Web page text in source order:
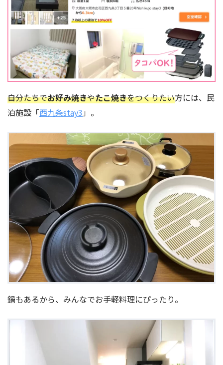
自分たちでお好み焼きやたこ焼きをつくりたい方には、民
泊施設「西九条stay3」。
鍋もあるから、みんなでお手軽料理にぴったり。